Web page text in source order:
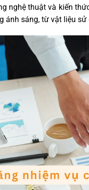
nghệ thuật và kiến
ánh sáng, từ vật liệu